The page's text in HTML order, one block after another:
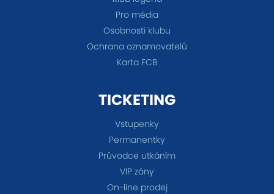
Pro média
Osobnosti klubu
Ochrana oznamovatelů
Karta FCB
TICKETING
Vstupenky
Permanentky
Průvodce utkáním
VIP zóny
On-line prodej